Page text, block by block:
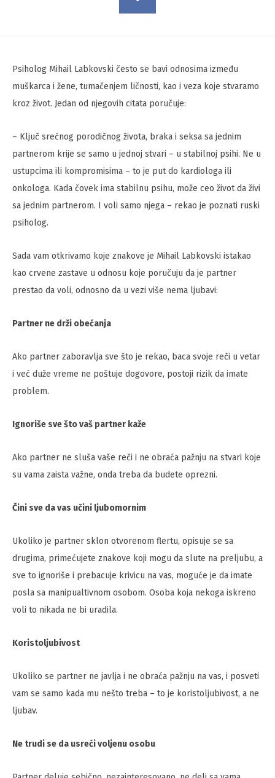
Psiholog Mihail Labkovski često se bavi odnosima između
muškarca i žene, tumačenjem ličnosti, kao i veza koje stvaramo
kroz život. Jedan od njegovih citata poručuje:
– Ključ srećnog porodičnog života, braka i seksa sa jednim
partnerom krije se samo u jednoj stvari – u stabilnoj psihi. Ne u
ustupcima ili kompromisima – to je put do kardiologa ili
onkologa. Kada čovek ima stabilnu psihu, može ceo život da živi
sa jednim partnerom. I voli samo njega – rekao je poznati ruski
psiholog.
Sada vam otkrivamo koje znakove je Mihail Labkovski istakao
kao crvene zastave u odnosu koje poručuju da je partner
prestao da voli, odnosno da u vezi više nema ljubavi:
Partner ne drži obećanja
Ako partner zaboravlja sve što je rekao, baca svoje reči u vetar
i već duže vreme ne poštuje dogovore, postoji rizik da imate
problem.
Ignoriše sve što vaš partner kaže
Ako partner ne sluša vaše reči i ne obraća pažnju na stvari koje
su vama zaista važne, onda treba da budete oprezni.
Čini sve da vas učini ljubomornim
Ukoliko je partner sklon otvorenom flertu, opisuje se sa
drugima, primećujete znakove koji mogu da slute na preljubu, a
sve to ignoriše i prebacuje krivicu na vas, moguće je da imate
posla sa manipualtivnom osobom. Osoba koja nekoga iskreno
voli to nikada ne bi uradila.
Koristoljubivost
Ukoliko se partner ne javlja i ne obraća pažnju na vas, i posveti
vam se samo kada mu nešto treba – to je koristoljubivost, a ne
ljubav.
Ne trudi se da usreći voljenu osobu